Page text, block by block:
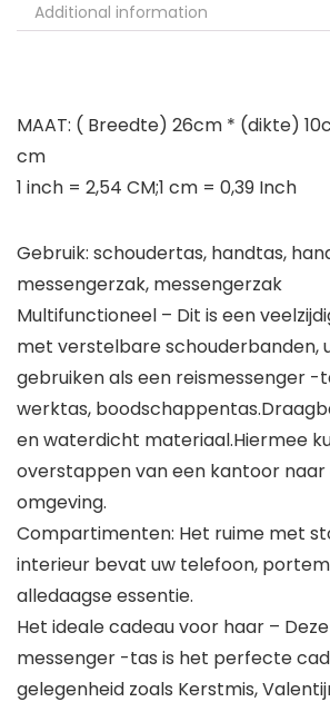
Additional information
MAAT: ( Breedte) 26cm * (dikte)
cm
1 inch = 2,54 CM;1 cm = 0,39 Inch
Gebruik: schoudertas, handtas,
messengerzak, messengerzak
Multifunctioneel – Dit is een
met verstelbare schouderbanden,
gebruiken als een reismessenger -
werktas,
en waterdicht materiaal.Hiermee
overstappen van een kantoor
omgeving.
Compartimenten: Het ruime met
interieur bevat uw telefoon,
alledaagse essentie.
Het ideale cadeau voor haar –
messenger -tas is het perfecte
gelegenheid zoals Kerstmis,